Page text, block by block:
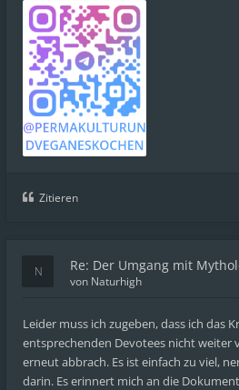
Zitieren
Re: Der Umgang mit
von Naturhigh
Leider muss ich zugeben, dass ich das
entsprechenden Devotees nicht weiter
erneut abbrach. Es ist einfach zu viel,
darin. Es erinnert mich an die